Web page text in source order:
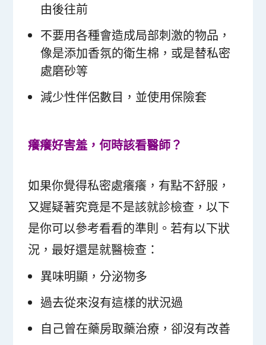
由後往前
不要用各種會造成局部刺激的物品，
像是添加香氛的衛生棉，或是替私密
處磨砂等
減少性伴侶數目，並使用保險套
癢癢好害羞，何時該看醫師？
如果你覺得私密處癢癢，有點不舒服，
又遲疑著究竟是不是該就診檢查，以下
是你可以參考看看的準則。若有以下狀
況，最好還是就醫檢查：
異味明顯，分泌物多
過去從來沒有這樣的狀況過
自己曾在藥房取藥治療，卻沒有改善